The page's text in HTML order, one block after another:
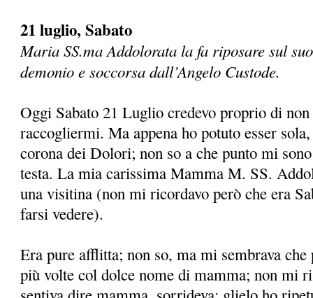
21 luglio, Sabato
Maria SS.ma Addolorata la fa riposare sul
demonio e soccorsa dall’Angelo Custode.
Oggi Sabato 21 Luglio credevo proprio di
raccogliermi. Ma appena ho potuto esser
corona dei Dolori; non so a che punto mi
testa. La mia carissima Mamma M. SS.
una visitina (non mi ricordavo però che era
farsi vedere).
Era pure afflitta; non so, ma mi sembrava che
più volte col dolce nome di mamma; non mi